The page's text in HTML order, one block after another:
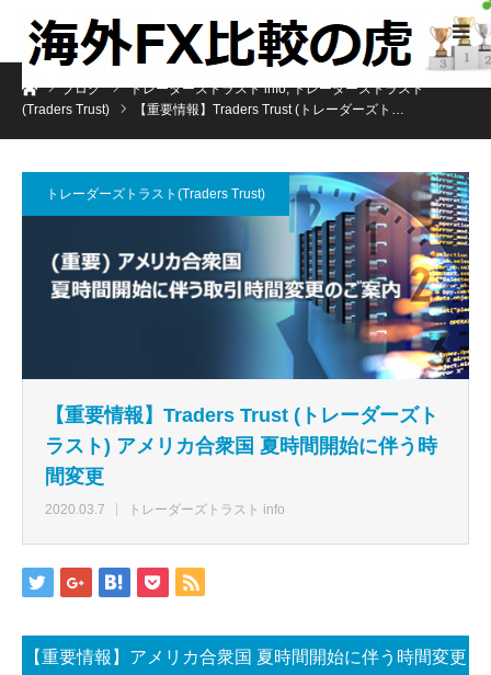
ホームブログ トレーダーズトラスト info, トレーダーズトラスト
(Traders Trust)
【重要情報】Traders Trust (トレーダーズト…
トレーダーズトラスト(Traders Trust)
【重要情報】Traders Trust (トレーダーズト
ラスト) アメリカ合衆国 夏時間開始に伴う時
間変更
2020.03.7 トレーダーズトラスト info
【重要情報】アメリカ合衆国 夏時間開始に伴う時間変更